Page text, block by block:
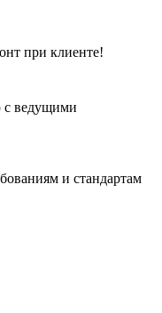
при клиенте!
с ведущими
и стандартам